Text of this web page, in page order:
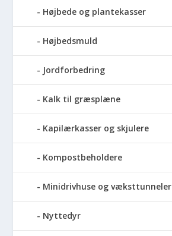
Højbede og plantekasser
Højbedsmuld
Jordforbedring
Kalk til græsplæne
Kapilærkasser og skjulere
Kompostbeholdere
Minidrivhuse og væksttunneler
Nyttedyr